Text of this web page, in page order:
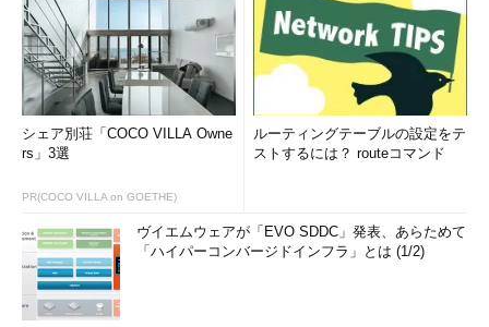
シェア別荘「COCO VILLA Owne
rs」3選
PR(COCO VILLA on GOETHE)
ルーティングテーブルの設定をテ
ストするには？ routeコマンド
ヴイエムウェアが「EVO SDDC」発表、あらためて
「ハイパーコンバージドインフラ」とは (1/2)